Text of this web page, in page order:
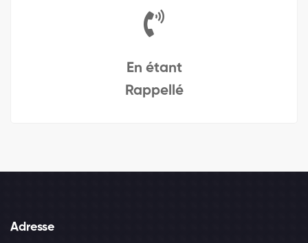
En étant
Rappellé
Adresse